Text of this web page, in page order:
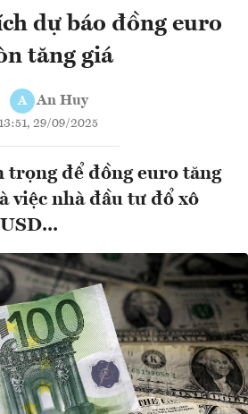
dự báo đồng euro
tăng giá
A An Huy
29/09/2025
trọng để đồng euro tăng
việc nhà đầu tư đổ xô